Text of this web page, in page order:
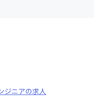
ジニアの求人